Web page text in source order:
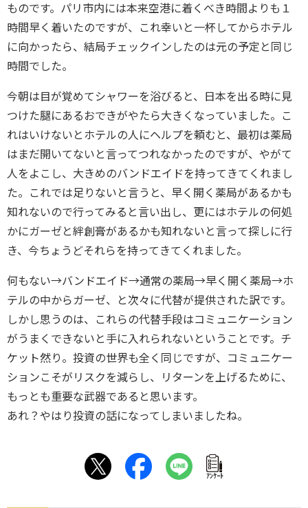
ものです。パリ市内には本来空港に着くべき時間よりも１
時間早く着いたのですが、これ幸いと一杯してからホテル
に向かったら、結局チェックインしたのは元の予定と同じ
時間でした。
今朝は目が覚めてシャワーを浴びると、日本を出る時に見
つけた腿にあるおできがやたら大きくなっていました。こ
れはいけないとホテルの人にヘルプを頼むと、最初は薬局
はまだ開いてないと言ってつれなかったのですが、やがて
人をよこし、大きめのバンドエイドを持ってきてくれまし
た。これでは足りないと言うと、早く開く薬局があるかも
知れないので行ってみると言い出し、更にはホテルの何処
かにガーゼと絆創膏があるかも知れないと言って探しに行
き、今ちょうどそれらを持ってきてくれました。
何もない→バンドエイド→通常の薬局→早く開く薬局→ホ
テルの中からガーゼ、と次々に代替が提供された訳です。
しかし思うのは、これらの代替手段はコミュニケーション
がうまくできないと手に入れられないということです。チ
ケット然り。投資の世界も全く同じですが、コミュニケー
ションこそがリスクを減らし、リターンを上げるために、
もっとも重要な武器であると思います。
あれ？やはり投資の話になってしまいましたね。
ｱﾝｹｰﾄ